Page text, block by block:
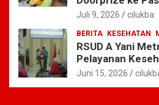
Juli 9, 2026 cilukba
BERITA KESEHATAN
RSUD A Yani
Pelayanan
Juni 15, 2026